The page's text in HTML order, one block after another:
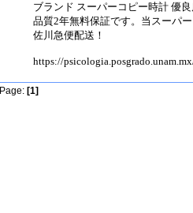
ブランド スーパーコピー時計 優
品質2年無料保証です。当スーパ
佐川急便配送！
https://
Page: [1]